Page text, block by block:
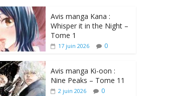
Avis manga Kana :
Whisper it in the Night –
Tome 1
17 juin 2026 0
Avis manga Ki-oon :
Nine Peaks – Tome 11
2 juin 2026 0